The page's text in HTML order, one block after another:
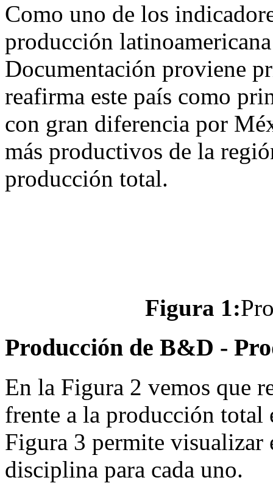
Como uno de los
producción
Documentación proviene
reafirma este país como
con gran diferencia por
más productivos de la
producción total.
Figura 1:
Producción de B&D -
En la Figura 2 vemos que
frente a la producción total
Figura 3 permite visualizar
disciplina para cada uno.